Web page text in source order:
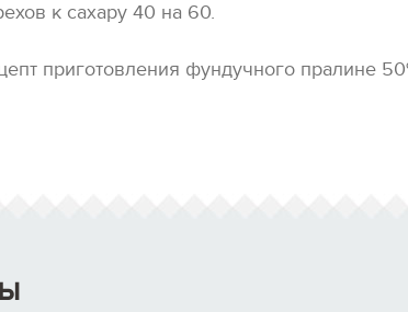
к сахару 40 на 60.
приготовления фундучного пралине